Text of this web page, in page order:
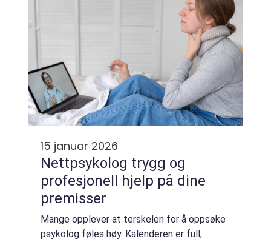
15 januar 2026
Nettpsykolog trygg og
profesjonell hjelp på dine
premisser
Mange opplever at terskelen for å oppsøke
psykolog føles høy. Kalenderen er full,